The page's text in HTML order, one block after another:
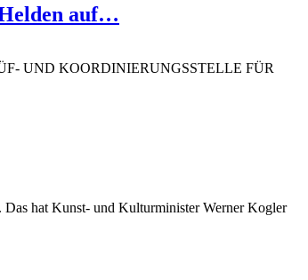
auf…
UND KOORDINIERUNGSSTELLE FÜR
hat Kunst- und Kulturminister Werner Kogler